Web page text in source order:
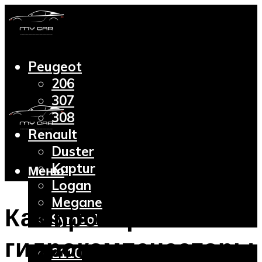
Peugeot
206
307
308
Renault
Duster
Kaptur
Logan
Megane
Symbol
2110
Меню
Как проверить
гидрокомпенсаторы